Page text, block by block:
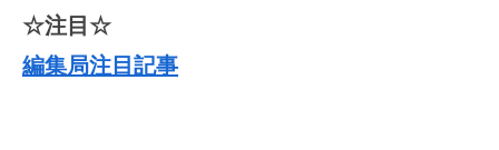
☆注目☆
編集局注目記事